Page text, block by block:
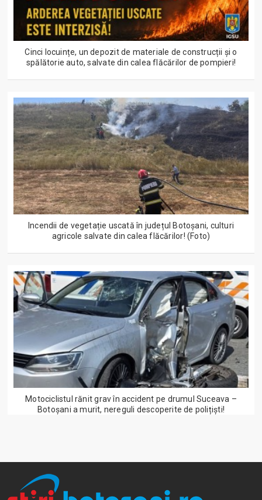
Cinci locuințe, un depozit de materiale de construcții și o
spălătorie auto, salvate din calea flăcărilor de pompieri!
Incendii de vegetație uscată în județul Botoșani, culturi
agricole salvate din calea flăcărilor! (Foto)
Motociclistul rănit grav în accident pe drumul Suceava –
Botoșani a murit, nereguli descoperite de polițiști!